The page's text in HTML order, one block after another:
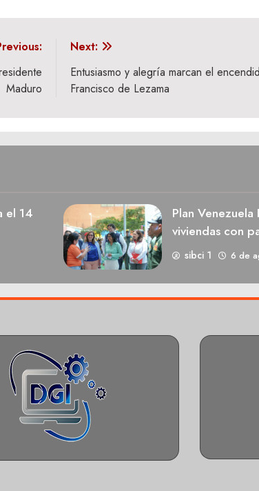
Maduro
Next:
Entusiasmo y alegría marcan el
Francisco de Lezama
el 14
Plan
viviendas con
sibci 1 6 de